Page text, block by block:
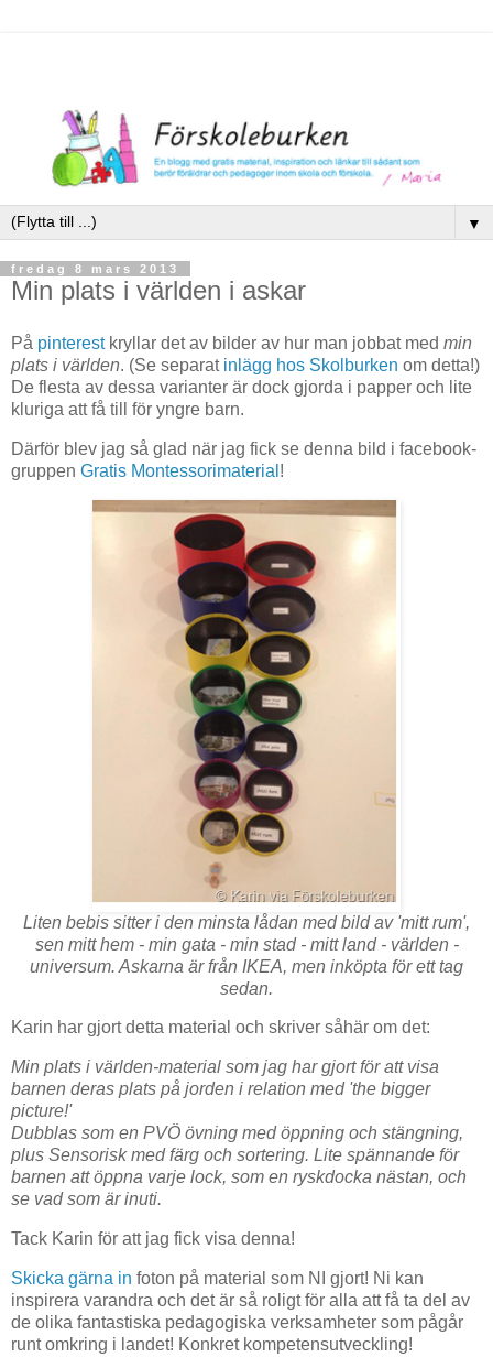
▼
fredag 8 mars 2013
Min plats i världen i askar
På pinterestkryllar det av bilder av hur man jobbat med min
plats i världen. (Se separat inlägg hos Skolburken om detta!)
De flesta av dessa varianter är dock gjorda i papper och lite
kluriga att få till för yngre barn.
Därför blev jag så glad när jag fick se denna bild i facebook-
gruppen Gratis Montessorimaterial !
Liten bebis sitter i den minsta lådan med bild av 'mitt rum',
sen mitt hem - min gata - min stad - mitt land - världen -
universum. Askarna är från IKEA, men inköpta för ett tag
sedan.
Karin har gjort detta material och skriver såhär om det:
Min plats i världen-material som jag har gjort för att visa
barnen deras plats på jorden i relation med 'the bigger
picture!'
Dubblas som en PVÖ övning med öppning och stängning,
plus Sensorisk med färg och sortering. Lite spännande för
barnen att öppna varje lock, som en ryskdocka nästan, och
se vad som är inuti.
Tack Karin för att jag fick visa denna!
Skicka gärna in foton på material som NI gjort! Ni kan
inspirera varandra och det är så roligt för alla att få ta del av
de olika fantastiska pedagogiska verksamheter som pågår
runt omkring i landet! Konkret kompetensutveckling!